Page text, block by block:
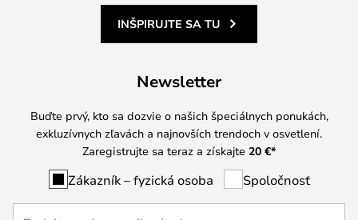
INŠPIRUJTE SA TU
Newsletter
Buďte prvý, kto sa dozvie o našich špeciálnych ponukách,
exkluzívnych zľavách a najnovších trendoch v osvetlení.
Zaregistrujte sa teraz a získajte 20 €*
Zákazník – fyzická osoba Spoločnosť